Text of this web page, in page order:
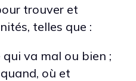
trouver et
telles que :
qui va mal ou bien ;
où et